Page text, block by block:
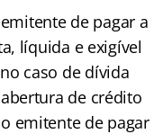
de pagar a
líquida e exigível
caso de dívida
de crédito
emitente de pagar